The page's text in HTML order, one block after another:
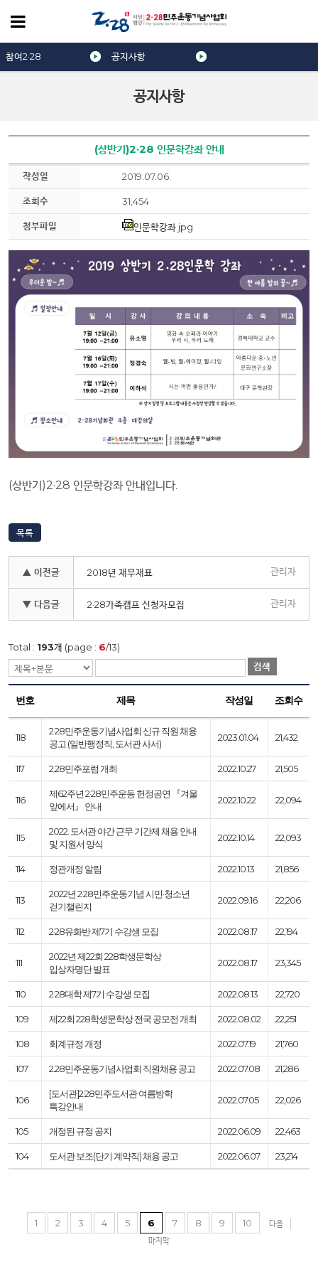
공지사항
참여2·28 공지사항
(상반기)2·28 인문학강좌 안내
작성일 2019.07.06.
조회수 31,454
첨부파일 인문학강좌.jpg
(상반기)2·28 인문학강좌 안내입니다.
목록
▲ 이전글 2018년 재무재표 관리자
▼ 다음글 2·28가족캠프 신청자모집 관리자
Total : 193개 (page : 6/13)
검색
번호 제목 작성일 조회수
118
2·28민주운동기념사업회 신규 직원 채용
공고 (일반행정직, 도서관 사서)
2023.01.04 21,432
117 2.28민주포럼 개최 2022.10.27 21,505
116
제62주년 2·28민주운동 헌정공연 『겨울
앞에서』 안내
2022.10.22 22,094
115
2022. 도서관 야간 근무 기간제 채용 안내
및 지원서 양식
2022.10.14 22,093
114 정관개정 알림 2022.10.13 21,856
113
2022년 2·28민주운동기념 시민·청소년
걷기챌린지
2022.09.16 22,206
112 2·28유화반 제7기 수강생 모집 2022.08.17 22,194
111
2022년 제22회 228학생문학상
입상자명단 발표
2022.08.17 23,345
110 2·28대학 제7기 수강생 모집 2022.08.13 22,720
109 제22회 228학생문학상 전국 공모전 개최 2022.08.02 22,251
108 회계규정 개정 2022.07.19 21,760
107 2.28민주운동기념사업회 직원채용 공고 2022.07.08 21,286
106
[도서관]2∙28민주도서관 여름방학
특강안내
2022.07.05 22,026
105 개정된 규정 공지 2022.06.09 22,463
104 도서관 보조(단기 계약직) 채용 공고 2022.06.07 23,214
1 2 3 4 5 6 7 8 9 10
다음
마지막